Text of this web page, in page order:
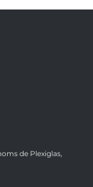
de Plexiglas,